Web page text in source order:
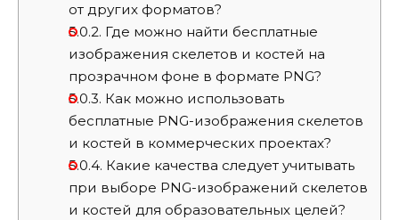
от других форматов?
5.0.2. Где можно найти бесплатные
изображения скелетов и костей на
прозрачном фоне в формате PNG?
5.0.3. Как можно использовать
бесплатные PNG-изображения скелетов
и костей в коммерческих проектах?
5.0.4. Какие качества следует учитывать
при выборе PNG-изображений скелетов
и костей для образовательных целей?